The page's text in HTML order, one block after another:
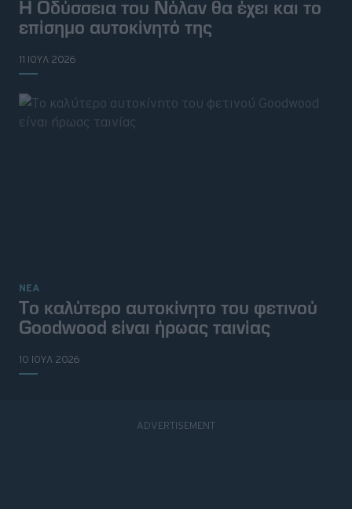
Η Οδύσσεια του Νόλαν θα έχει και το
επίσημο αυτοκίνητό της
11 ΙΟΥΛ 2026
ΝΕΑ
Tο καλύτερο αυτοκίνητο του φετινού
Goodwood είναι ήρωας ταινίας
10 ΙΟΥΛ 2026